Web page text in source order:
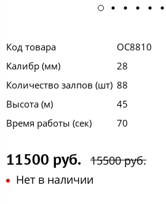
Код товара
ОС8810
Калибр (мм)
28
Количество залпов (шт) 88
Высота (м)
45
Время работы (сек)
70
11500 руб.
15500 руб.
Нет в наличии